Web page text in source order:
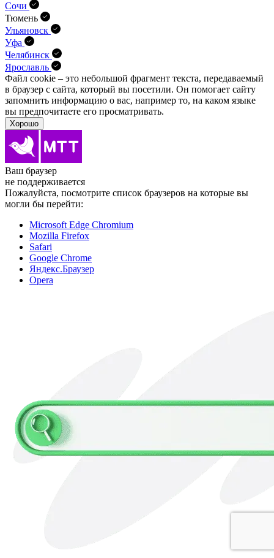
Сочи
Тюмень
Ульяновск
Уфа
Челябинск
Ярославль
Файл cookie – это небольшой фрагмент текста, передава­емый
в браузер с сайта, который вы посетили. Он помо­гает сайту
запомнить информацию о вас, например то, на каком языке
вы предпочитаете его просматривать.
Хорошо
Ваш браузер
не поддерживается
Пожалуйста, посмотрите список браузеров на которые вы
могли бы перейти:
Microsoft Edge Chromium
Mozilla Firefox
Safari
Google Chrome
Яндекс.Браузер
Opera